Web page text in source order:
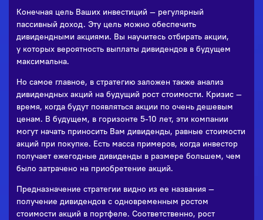
Конечная цель Ваших инвестиций — регулярный
пассивный доход. Эту цель можно обеспечить
дивидендными акциями. Вы научитесь отбирать акции,
у которых вероятность выплаты дивидендов в будущем
максимальна.
Но самое главное, в стратегию заложен также анализ
дивидендных акций на будущий рост стоимости. Кризис —
время, когда будут появляться акции по очень дешевым
ценам. В будущем, в горизонте 5-10 лет, эти компании
могут начать приносить Вам дивиденды, равные стоимости
акций при покупке. Есть масса примеров, когда инвестор
получает ежегодные дивиденды в размере большем, чем
было затрачено на приобретение акций.
Предназначение стратегии видно из ее названия —
получение дивидендов с одновременным ростом
стоимости акций в портфеле. Соответственно, рост